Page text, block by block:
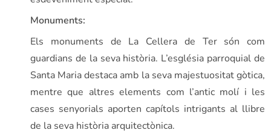
Monuments:
Els monuments de La Cellera de Ter són com
guardians de la seva història. L’església parroquial de
Santa Maria destaca amb la seva majestuositat gòtica,
mentre que altres elements com l’antic molí i les
cases senyorials aporten capítols intrigants al llibre
de la seva història arquitectònica.